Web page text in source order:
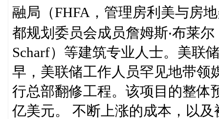
融局（FHFA，管理房利美与房
都规划委员会成员詹姆斯‧布莱
Scharf）等建筑专业人士。美联
早，美联储工作人员罕见地带领
行总部翻修工程。该项目的整体
亿美元。 不断上涨的成本，以